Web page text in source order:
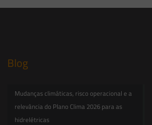
Blog
Mudanças climáticas, risco operacional e a
relevância do Plano Clima 2026 para as
hidrelétricas